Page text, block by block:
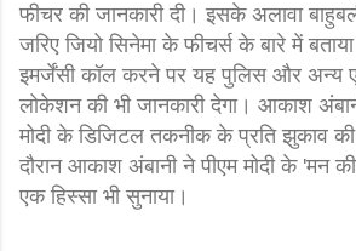
फीचर की जानकारी दी। इसके अलावा
जरिए जियो सिनेमा के फीचर्स के बारे में
इमर्जेंसी कॉल करने पर यह पुलिस और अन्य
लोकेशन की भी जानकारी देगा। आकाश
मोदी के डिजिटल तकनीक के प्रति झुकाव
दौरान आकाश अंबानी ने पीएम मोदी के 'मन
एक हिस्सा भी सुनाया।